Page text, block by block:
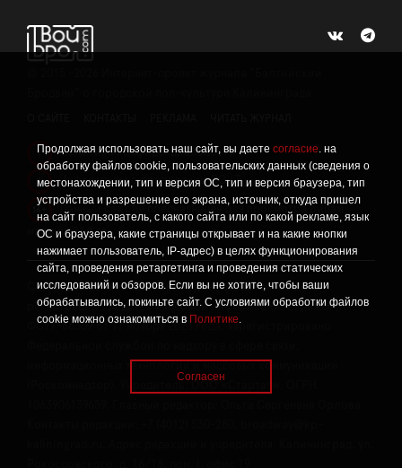
Продолжая использовать наш сайт, вы даете согласие. на
обработку файлов cookie, пользовательских данных (сведения о
местонахождении, тип и версия ОС, тип и версия браузера, тип
устройства и разрешение его экрана, источник, откуда пришел
на сайт пользователь, с какого сайта или по какой рекламе, язык
ОС и браузера, какие страницы открывает и на какие кнопки
нажимает пользователь, IP-адрес) в целях функционирования
сайта, проведения ретаргетинга и проведения статических
исследований и обзоров. Если вы не хотите, чтобы ваши
обрабатывались, покиньте сайт. С условиями обработки файлов
cookie можно ознакомиться в Политике.
Согласен
! Политика конфиденциальности
! Информация о проведении СОУТ
Данный сайт не предназначен для просмотра лицам
младше 16 лет.
Сетевое издание «Твой Бро», реестровая запись о
регистрации средства массовой информации: серия Эл №
ФС77-86309 от 17 ноября 2023 года, зарегистрировано